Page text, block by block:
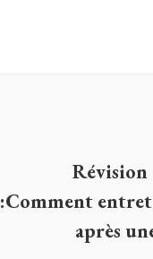
Révision
:Comment
après